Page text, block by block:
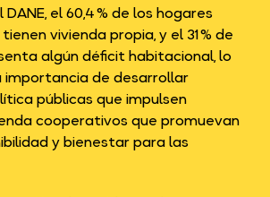
el 60,4 % de los hogares
vivienda propia, y el 31 % de
algún déficit habitacional, lo
importancia de desarrollar
públicas que impulsen
cooperativos que promuevan
y bienestar para las